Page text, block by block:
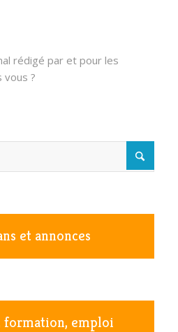
rédigé par et pour les
vous ?
et annonces
formation, emploi